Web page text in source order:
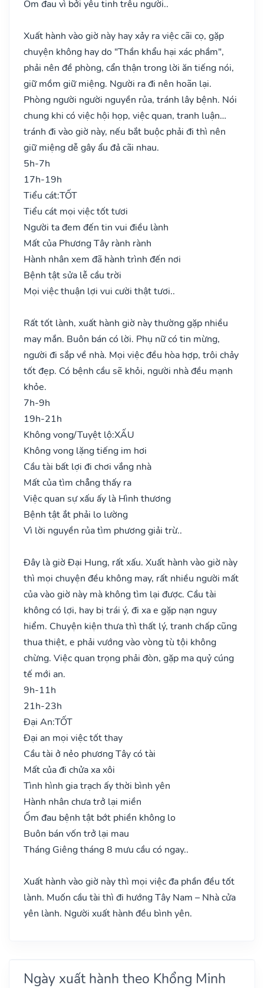
Ốm đau vì bởi yêu tinh trêu người..
Xuất hành vào giờ này hay xảy ra việc cãi cọ, gặp
chuyện không hay do "Thần khẩu hại xác phầm",
phải nên đề phòng, cẩn thận trong lời ăn tiếng nói,
giữ mồm giữ miệng. Người ra đi nên hoãn lại.
Phòng người người nguyền rủa, tránh lây bệnh. Nói
chung khi có việc hội họp, việc quan, tranh luận…
tránh đi vào giờ này, nếu bắt buộc phải đi thì nên
giữ miệng dễ gây ẩu đả cãi nhau.
5h-7h
17h-19h
Tiểu cát:TỐT
Tiểu cát mọi việc tốt tươi
Người ta đem đến tin vui điều lành
Mất của Phương Tây rành rành
Hành nhân xem đã hành trình đến nơi
Bệnh tật sửa lễ cầu trời
Mọi việc thuận lợi vui cười thật tươi..
Rất tốt lành, xuất hành giờ này thường gặp nhiều
may mắn. Buôn bán có lời. Phụ nữ có tin mừng,
người đi sắp về nhà. Mọi việc đều hòa hợp, trôi chảy
tốt đẹp. Có bệnh cầu sẽ khỏi, người nhà đều mạnh
khỏe.
7h-9h
19h-21h
Không vong/Tuyệt lộ:XẤU
Không vong lặng tiếng im hơi
Cầu tài bất lợi đi chơi vắng nhà
Mất của tìm chẳng thấy ra
Việc quan sự xấu ấy là Hình thương
Bệnh tật ắt phải lo lường
Vì lời nguyền rủa tìm phương giải trừ..
Đây là giờ Đại Hung, rất xấu. Xuất hành vào giờ này
thì mọi chuyện đều không may, rất nhiều người mất
của vào giờ này mà không tìm lại được. Cầu tài
không có lợi, hay bị trái ý, đi xa e gặp nạn nguy
hiểm. Chuyện kiện thưa thì thất lý, tranh chấp cũng
thua thiệt, e phải vướng vào vòng tù tội không
chừng. Việc quan trọng phải đòn, gặp ma quỷ cúng
tế mới an.
9h-11h
21h-23h
Đại An:TỐT
Đại an mọi việc tốt thay
Cầu tài ở nẻo phương Tây có tài
Mất của đi chửa xa xôi
Tình hình gia trạch ấy thời bình yên
Hành nhân chưa trở lại miền
Ốm đau bệnh tật bớt phiền không lo
Buôn bán vốn trở lại mau
Tháng Giêng tháng 8 mưu cầu có ngay..
Xuất hành vào giờ này thì mọi việc đa phần đều tốt
lành. Muốn cầu tài thì đi hướng Tây Nam – Nhà cửa
yên lành. Người xuất hành đều bình yên.
Ngày xuất hành theo Khổng Minh